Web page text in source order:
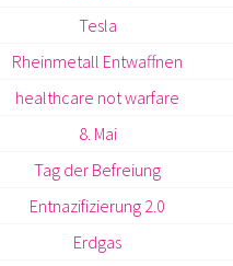
Tesla
Rheinmetall Entwaffnen
healthcare not warfare
8. Mai
Tag der Befreiung
Entnazifizierung 2.0
Erdgas